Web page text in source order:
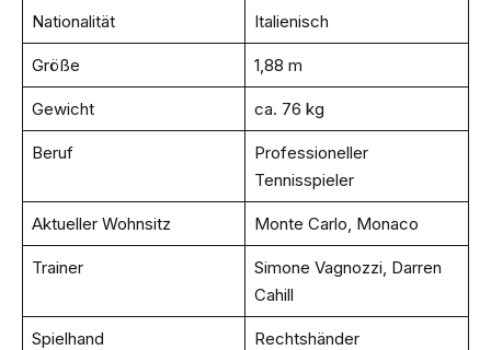
Nationalität Italienisch
Größe 1,88 m
Gewicht ca. 76 kg
Beruf
Professioneller
Tennisspieler
Aktueller Wohnsitz Monte Carlo, Monaco
Trainer
Simone Vagnozzi, Darren
Cahill
Spielhand
Rechtshänder